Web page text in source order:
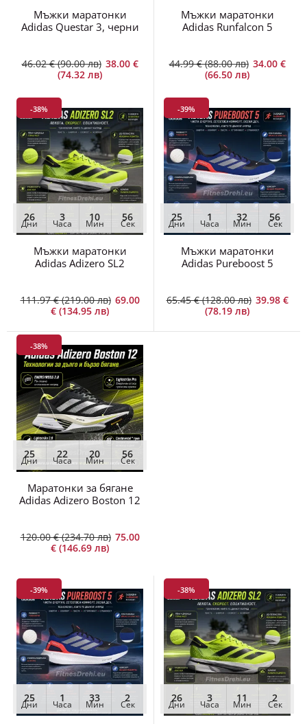
Мъжки маратонки
Adidas Questar 3, черни
46.02 € (90.00 лв) 38.00 €
(74.32 лв)
Мъжки маратонки
Adidas Runfalcon 5
44.99 € (88.00 лв) 34.00 €
(66.50 лв)
-38%
26
Дни
3
Часа
10
Мин
55
Сек
Мъжки маратонки
Adidas Adizero SL2
111.97 € (219.00 лв) 69.00
€ (134.95 лв)
-39%
25
Дни
1
Часа
32
Мин
55
Сек
Мъжки маратонки
Adidas Pureboost 5
65.45 € (128.00 лв) 39.98 €
(78.19 лв)
-38%
25
Дни
22
Часа
20
Мин
55
Сек
Маратонки за бягане
Adidas Adizero Boston 12
120.00 € (234.70 лв) 75.00
€ (146.69 лв)
-39%
25
Дни
1
Часа
33
Мин
2
Сек
-38%
26
Дни
3
Часа
11
Мин
2
Сек